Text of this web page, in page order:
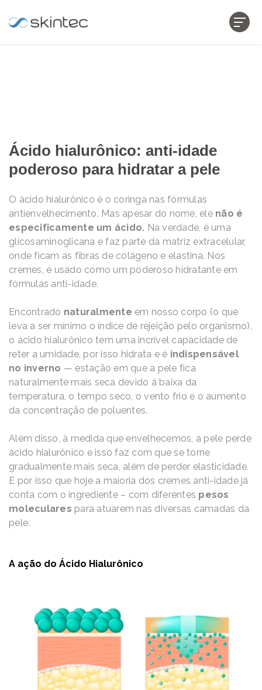
Ácido hialurônico: anti-idade
poderoso para hidratar a pele
O ácido hialurônico é o coringa nas fórmulas
antienvelhecimento. Mas apesar do nome, ele não é
especificamente um ácido. Na verdade, é uma
glicosaminoglicana e faz parte da matriz extracelular,
onde ficam as fibras de colágeno e elastina. Nos
cremes, é usado como um poderoso hidratante em
fórmulas anti-idade.
Encontrado naturalmente em nosso corpo (o que
leva a ser mínimo o índice de rejeição pelo organismo),
o ácido hialurônico tem uma incrível capacidade de
reter a umidade, por isso hidrata e é indispensável
no inverno — estação em que a pele fica
naturalmente mais seca devido à baixa da
temperatura, o tempo seco, o vento frio e o aumento
da concentração de poluentes.
Além disso, à medida que envelhecemos, a pele perde
ácido hialurônico e isso faz com que se torne
gradualmente mais seca, além de perder elasticidade.
E por isso que hoje a maioria dos cremes anti-idade já
conta com o ingrediente – com diferentes pesos
moleculares para atuarem nas diversas camadas da
pele.
A ação do Ácido Hialurônico